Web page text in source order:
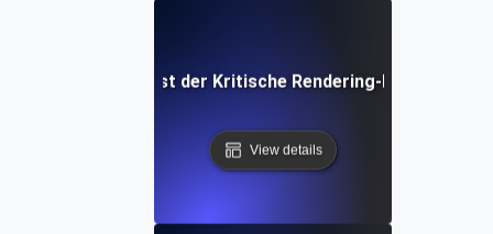
Was ist der Kritische Rendering-Pfad?
View details